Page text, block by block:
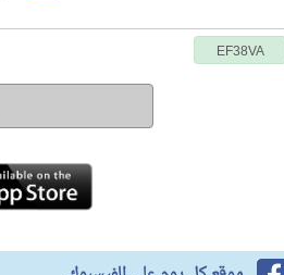
EF38VA